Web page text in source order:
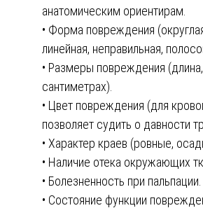
анатомическим ориентирам.
• Форма повреждения
линейная, неправильная,
• Размеры повреждения
сантиметрах).
• Цвет повреждения (для
позволяет судить о давности
• Характер краев (ровные,
• Наличие отека окружающих
• Болезненность при пальпации.
• Состояние функции